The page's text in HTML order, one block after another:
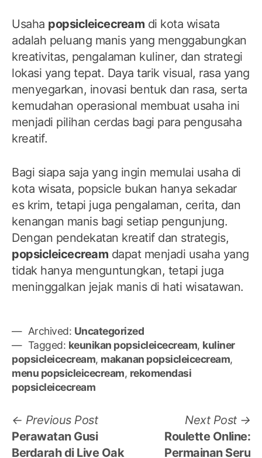
Usaha popsicleicecream di kota wisata
adalah peluang manis yang menggabungkan
kreativitas, pengalaman kuliner, dan strategi
lokasi yang tepat. Daya tarik visual, rasa yang
menyegarkan, inovasi bentuk dan rasa, serta
kemudahan operasional membuat usaha ini
menjadi pilihan cerdas bagi para pengusaha
kreatif.
Bagi siapa saja yang ingin memulai usaha di
kota wisata, popsicle bukan hanya sekadar
es krim, tetapi juga pengalaman, cerita, dan
kenangan manis bagi setiap pengunjung.
Dengan pendekatan kreatif dan strategis,
popsicleicecream dapat menjadi usaha yang
tidak hanya menguntungkan, tetapi juga
meninggalkan jejak manis di hati wisatawan.
Archived: Uncategorized
Tagged: keunikan popsicleicecream, kuliner
popsicleicecream, makanan popsicleicecream,
menu popsicleicecream, rekomendasi
popsicleicecream
Navigasi
pos
Previous PostPrevious
post:
Perawatan Gusi
Berdarah di Live Oak
Next Post
Roulette Online:
Permainan Seru